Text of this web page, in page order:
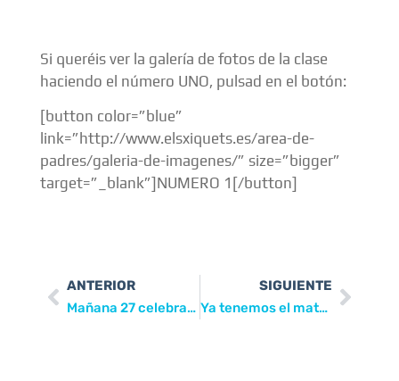
Si queréis ver la galería de fotos de la clase
haciendo el número UNO, pulsad en el botón:
[button color=”blue”
link=”http://www.elsxiquets.es/area-de-
padres/galeria-de-imagenes/” size=”bigger”
target=”_blank”]NUMERO 1[/button]
ANTERIOR
Mañana 27 celebramos el Día de las Enfermedades raras en Alicante con “Lola busca nueva imagen”
SIGUIENTE
Ya tenemos el material para ayudar a Cáritas de Mutxamel